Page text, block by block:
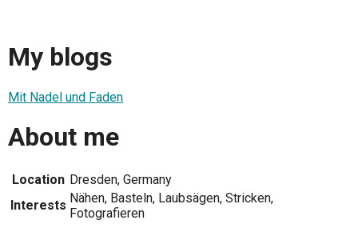
My blogs
Mit Nadel und Faden
About me
Location Dresden, Germany
Interests Nähen, Basteln, Laubsägen, Stricken,
Fotografieren